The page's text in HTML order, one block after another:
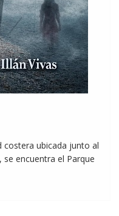
costera ubicada junto al
encuentra el Parque